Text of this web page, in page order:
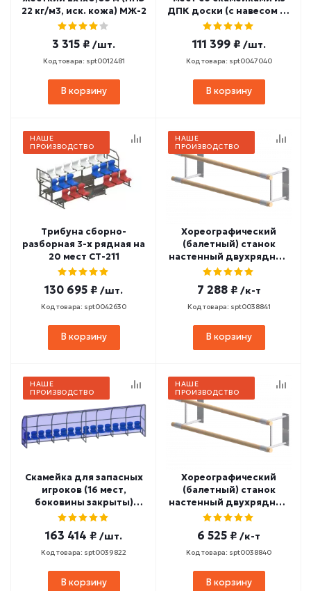
22 кг/м3, иск. кожа) МЖ-2
3 315 ₽ /шт.
Код товара: spt0012481
В корзину
ДПК доски (с навесом из
поликарбоната) СТ-334
111 399 ₽ /шт.
Код товара: spt0047040
В корзину
НАШЕ
ПРОИЗВОДСТВО
Трибуна сборно-
разборная 3-х рядная на
20 мест СТ-211
130 695 ₽ /шт.
Код товара: spt0042630
В корзину
НАШЕ
ПРОИЗВОДСТВО
Хореографический
(балетный) станок
настенный двухрядный
2000 мм (сосна) СТ-102
7 288 ₽ /к-т
Код товара: spt0038841
В корзину
НАШЕ
ПРОИЗВОДСТВО
Скамейка для запасных
игроков (16 мест,
боковины закрыты)
СТ-172
163 414 ₽ /шт.
Код товара: spt0039822
В корзину
НАШЕ
ПРОИЗВОДСТВО
Хореографический
(балетный) станок
настенный двухрядный
1500 мм (сосна) СТ-101
6 525 ₽ /к-т
Код товара: spt0038840
В корзину